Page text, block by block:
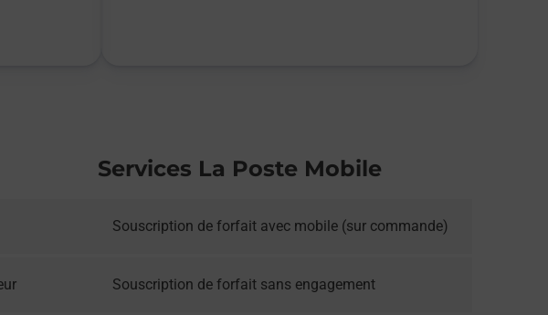
Services La Poste Mobile
Souscription de forfait avec mobile (sur commande)
Souscription de forfait sans engagement